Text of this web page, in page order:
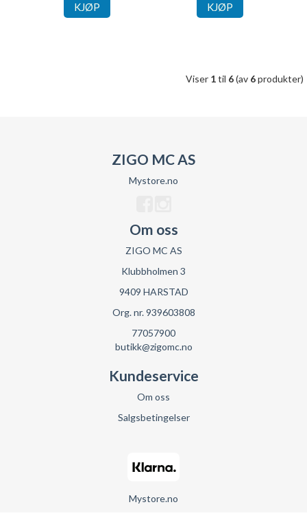
KJØP KJØP
Viser 1til 6(av 6produkter)
ZIGO MC AS
Mystore.no
Om oss
ZIGO MC AS
Klubbholmen 3
9409 HARSTAD
Org. nr. 939603808
77057900
butikk@zigomc.no
Kundeservice
Om oss
Salgsbetingelser
Mystore.no